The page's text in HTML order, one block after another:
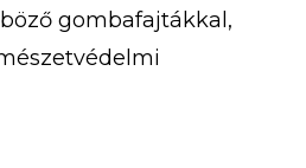
gombafajtákkal,
és a térkép
patak túrán,